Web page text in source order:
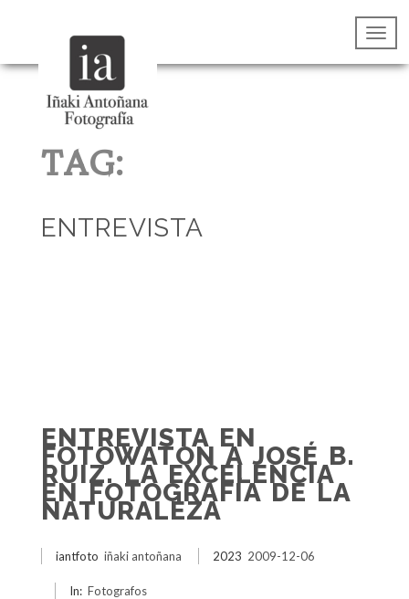
TAG:
ENTREVISTA
ENTREVISTA EN
FOTOWATON A JOSÉ B.
RUIZ. LA EXCELENCIA
EN FOTOGRAFÍA DE LA
NATURALEZA
iantfoto iñaki antoñana 2023 2009-12-06
In: Fotografos